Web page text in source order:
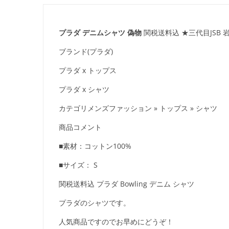
プラダ デニムシャツ 偽物 関税送料込 ★三代目JSB
ブランド(プラダ)
プラダ x トップス
プラダ x シャツ
カテゴリメンズファッション » トップス » シャツ
商品コメント
■素材：コットン100%
■サイズ： S
関税送料込 プラダ Bowling デニム シャツ
プラダのシャツです。
人気商品ですのでお早めにどうぞ！